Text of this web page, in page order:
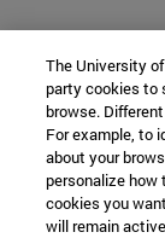
The University
party cookies to
browse.
For example, to
about your
personalize
cookies you
will remain